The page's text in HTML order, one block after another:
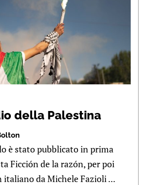
della Palestina
è stato pubblicato in prima
Ficción de la razón, per poi
da Michele Fazioli ...